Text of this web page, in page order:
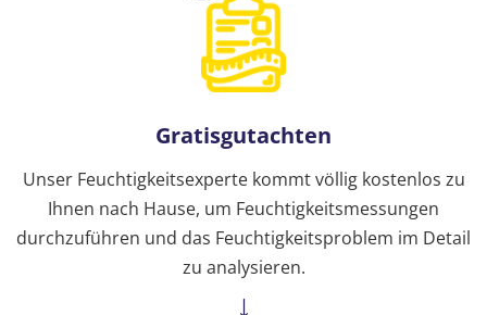
Gratisgutachten
Unser Feuchtigkeitsexperte kommt völlig kostenlos zu
Ihnen nach Hause, um Feuchtigkeitsmessungen
durchzuführen und das Feuchtigkeitsproblem im Detail
zu analysieren.